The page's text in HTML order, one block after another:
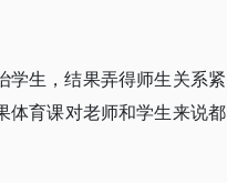
学生，结果弄得师生关系紧
体育课对老师和学生来说都